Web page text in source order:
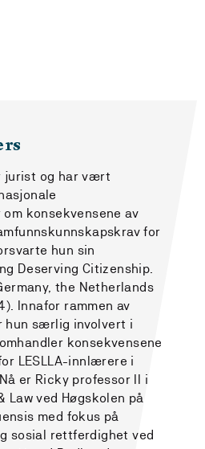
jurist og har vært
konsekvensene av
for
hun sin
Deserving Citizenship.
the Netherlands
Innafor rammen av
hun særlig involvert i
konsekvensene
LESLLA-innlærere i
er Ricky professor II i
Law ved Høgskolen på
med fokus på
sosial rettferdighet ved